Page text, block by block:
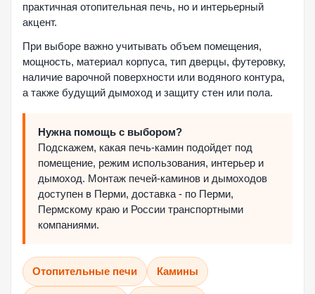
практичная отопительная печь, но и интерьерный
акцент.
При выборе важно учитывать объем помещения,
мощность, материал корпуса, тип дверцы, футеровку,
наличие варочной поверхности или водяного контура,
а также будущий дымоход и защиту стен или пола.
Нужна помощь с выбором?
Подскажем, какая печь-камин подойдет под
помещение, режим использования, интерьер и
дымоход. Монтаж печей-каминов и дымоходов
доступен в Перми, доставка - по Перми,
Пермскому краю и России транспортными
компаниями.
Отопительные печи Камины